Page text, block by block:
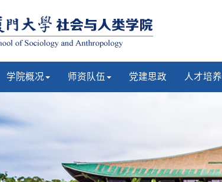
学院概况 师资队伍 党建思政 人才培养